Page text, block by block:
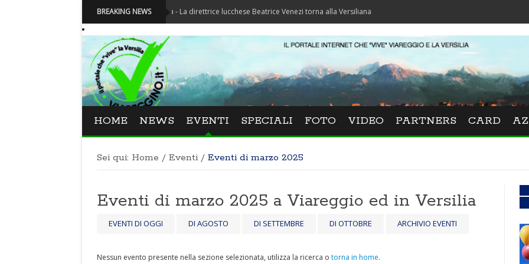
BREAKING NEWS
Festival La Versiliana - La direttrice lucchese Beatrice Venezi torna alla Versiliana
HOME NEWS EVENTI SPECIALI FOTO VIDEO PARTNERS CARD
Sei qui: Home / Eventi / Eventi di marzo 2025
Eventi di marzo 2025 a Viareggio ed in Versilia
EVENTI DI OGGI DI AGOSTO DI SETTEMBRE DI OTTOBRE ARCHIVIO EVENTI
Nessun evento presente nella sezione selezionata, utilizza la ricerca o torna in home.